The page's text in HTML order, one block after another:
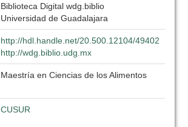
Biblioteca Digital wdg.biblio
Universidad de Guadalajara
http://hdl.handle.net/20.500.12104/49402
http://wdg.biblio.udg.mx
Maestría en Ciencias de los Alimentos
CUSUR